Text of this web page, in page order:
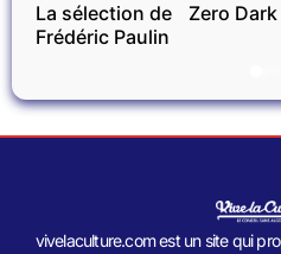
La sélection de
Frédéric Paulin
Zero
vivelaculture.com est un site qui